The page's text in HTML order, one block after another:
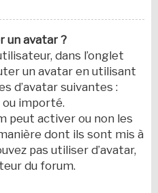
un avatar ?
dans l’onglet
un avatar en utilisant
d’avatar suivantes :
importé.
peut activer ou non les
dont ils sont mis à
pas utiliser d’avatar,
du forum.